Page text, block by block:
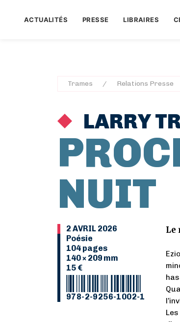
ACTUALITÉS PRESSE LIBRAIRES
Trames Relations Presse
LARRY
NUIT
2 AVRIL 2026
Poésie
104 pages
140 × 209 mm
15 €
978-2-9256-1002-1
Le